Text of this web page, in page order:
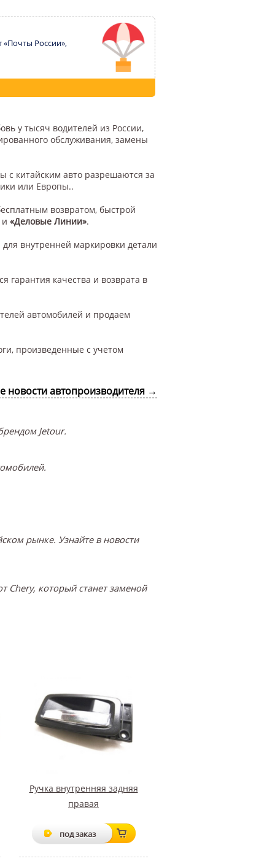
«Почты России»,
у тысяч водителей из России,
обслуживания, замены
с китайским авто разрешаются за
или Европы..
возвратом, быстрой
и «Деловые Линии».
внутренней маркировки детали
гарантия качества и возврата в
автомобилей и продаем
произведенные с учетом
новости автопроизводителя →
Jetour.
рынке. Узнайте в новости
Chery, который станет заменой
Ручка внутренняя задняя
правая
под заказ